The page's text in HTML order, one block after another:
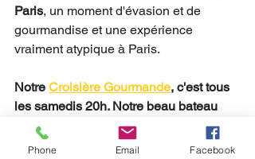
Paris, un moment d'évasion et de
gourmandise et une expérience
vraiment atypique à Paris.
Notre Croisière Gourmande, c'est tous
les samedis 20h. Notre beau bateau
vous attend au 36 quai d'Austerlitz à
Paris. Voici les stations Vélib
Phone Email Facebook